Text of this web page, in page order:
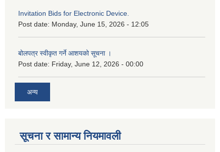
Invitation Bids for Electronic Device.
Post date: Monday, June 15, 2026 - 12:05
बोलपत्र स्वीकृत गर्ने आशयको सूचना ।
Post date: Friday, June 12, 2026 - 00:00
अन्य
सूचना र सामान्य नियमावली